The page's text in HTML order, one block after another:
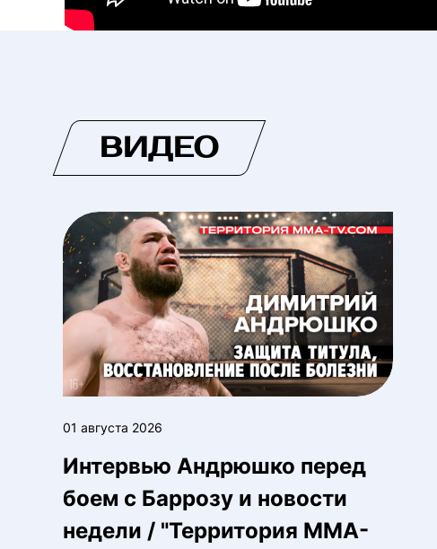
ВИДЕО
01 августа 2026
Интервью Андрюшко перед
боем с Баррозу и новости
недели / "Территория MMA-